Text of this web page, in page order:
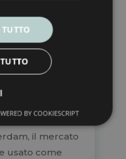
Amsterdam:
resta
in Europa
il mercato
usato come
BY COOKIESCRIPT